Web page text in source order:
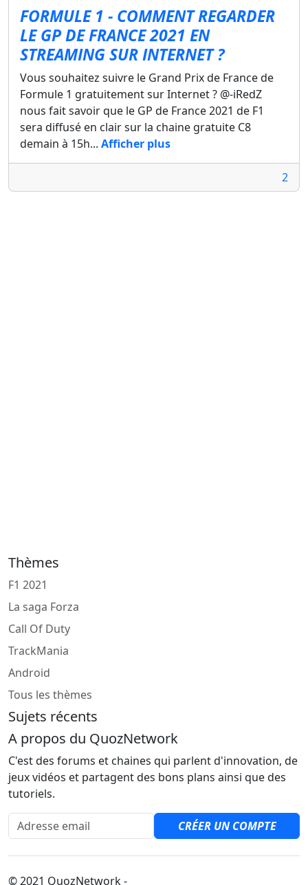
FORMULE 1 - COMMENT REGARDER
LE GP DE FRANCE 2021 EN
STREAMING SUR INTERNET ?
Vous souhaitez suivre le Grand Prix de France de
Formule 1 gratuitement sur Internet ? @-iRedZ
nous fait savoir que le GP de France 2021 de F1
sera diffusé en clair sur la chaine gratuite C8
demain à 15h... Afficher plus
2
Thèmes
F1 2021
La saga Forza
Call Of Duty
TrackMania
Android
Tous les thèmes
Sujets récents
A propos du QuozNetwork
C'est des forums et chaines qui parlent d'innovation, de
jeux vidéos et partagent des bons plans ainsi que des
tutoriels.
Adresse email
CRÉER UN COMPTE
© 2021 QuozNetwork -